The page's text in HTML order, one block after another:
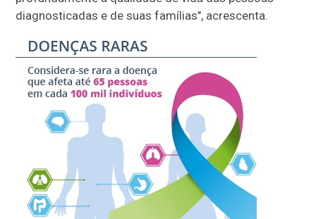
diagnosticadas e de suas famílias", acrescenta.